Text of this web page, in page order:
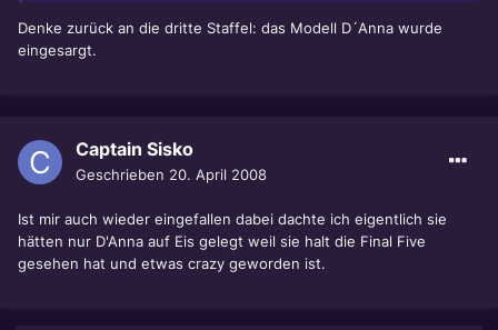
Denke zurück an die dritte Staffel: das Modell D´Anna wurde
eingesargt.
Captain Sisko
Geschrieben 20. April 2008
Ist mir auch wieder eingefallen dabei dachte ich eigentlich sie
hätten nur D'Anna auf Eis gelegt weil sie halt die Final Five
gesehen hat und etwas crazy geworden ist.